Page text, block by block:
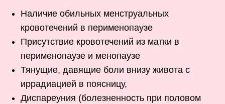
Наличие обильных менструальных
кровотечений в перименопаузе
Присутствие кровотечений из матки в
перименопаузе и менопаузе
Тянущие, давящие боли внизу живота с
иррадиацией в поясницу,
Диспареуния (болезненность при половом